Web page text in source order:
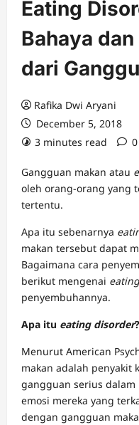
Eating
Bahaya
dari
Rafika Dwi Aryani
December 5, 2018
3 minutes read
Gangguan makan atau
oleh orang-orang yang
tertentu.
Apa itu sebenarnya
makan tersebut dapat
Bagaimana cara
berikut mengenai
penyembuhannya.
Apa itu eating disorder?
Menurut American
makan adalah penyakit
gangguan serius
emosi mereka yang
dengan gangguan